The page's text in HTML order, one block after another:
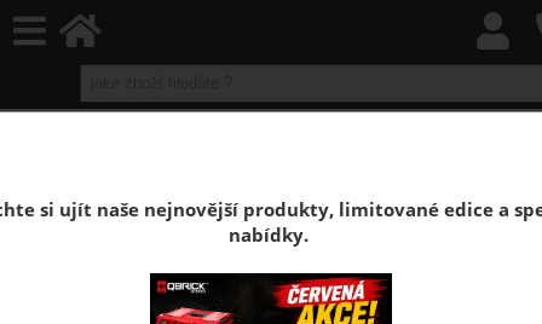
Stěnový laminátový obklad Kospan Grande
Ritorno Tis
MDF stěnové obklady, dřevovláknitá deska s
si ujít naše nejnovější produkty, limitované edice a
nabídky.